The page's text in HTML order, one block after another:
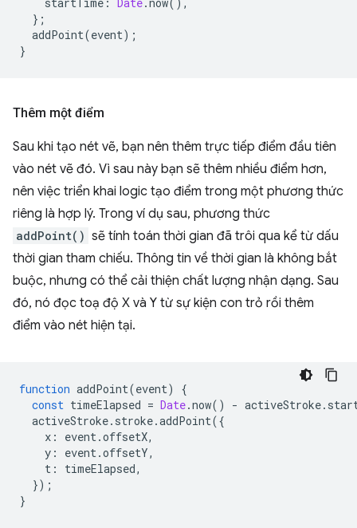
};
addPoint(event);
}
Thêm một điểm
Sau khi tạo nét vẽ, bạn nên thêm trực tiếp điểm đầu tiên
vào nét vẽ đó. Vì sau này bạn sẽ thêm nhiều điểm hơn,
nên việc triển khai logic tạo điểm trong một phương thức
riêng là hợp lý. Trong ví dụ sau, phương thức
addPoint() sẽ tính toán thời gian đã trôi qua kể từ dấu
thời gian tham chiếu. Thông tin về thời gian là không bắt
buộc, nhưng có thể cải thiện chất lượng nhận dạng. Sau
đó, nó đọc toạ độ X và Y từ sự kiện con trỏ rồi thêm
điểm vào nét hiện tại.
function addPoint(event)
{
const timeElapsed = Date.now() - activeStroke.
activeStroke. stroke.addPoint({
x : event.offsetX,
y : event.offsetY,
t : timeElapsed,
});
}